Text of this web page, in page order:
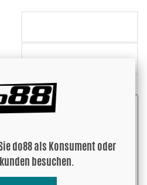
do88 als Konsument oder
besuchen.